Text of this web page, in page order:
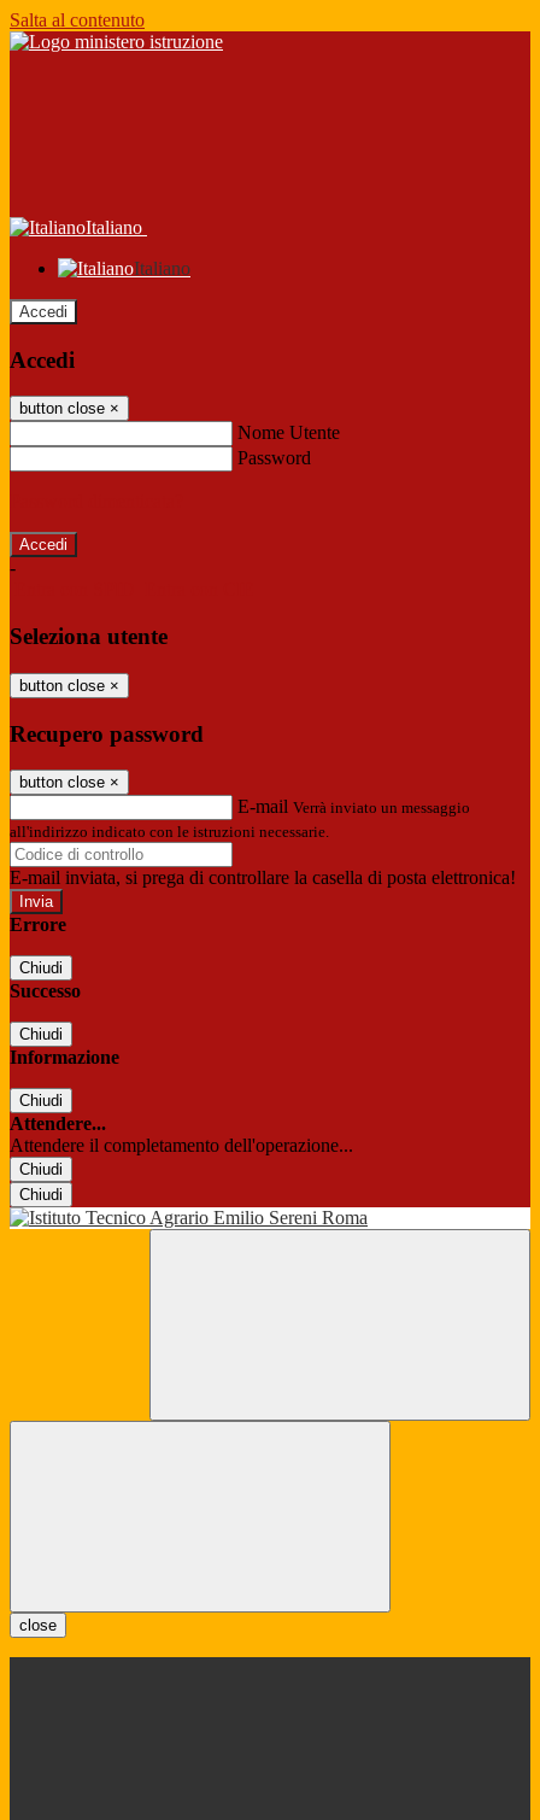
Salta al contenuto
Italiano
Italiano
Accedi
Accedi
button close ×
Nome Utente
Password
-
Seleziona utente
button close ×
Recupero password
button close ×
E-mail Verrà inviato un messaggio
all'indirizzo indicato con le istruzioni necessarie.
E-mail inviata, si prega di controllare la casella di posta elettronica!
Errore
Chiudi
Successo
Chiudi
Informazione
Chiudi
Attendere...
Attendere il completamento dell'operazione...
Chiudi
Chiudi
close